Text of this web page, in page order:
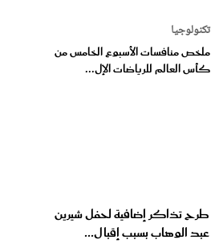
تكنولوجيا
ملخص منافسات الأسبوع الخامس من
كأس العالم للرياضات الإل...
طرح تذاكر إضافية لحفل شيرين
عبد الوهاب بسبب إقبال...